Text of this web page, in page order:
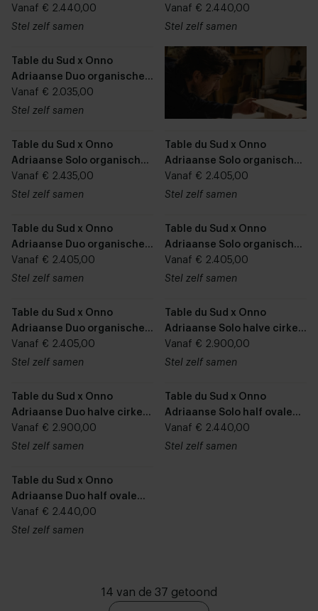
unicolor eettafel
Vanaf € 2.440,00
Stel zelf samen
unicolor eettafel
Vanaf € 2.440,00
Stel zelf samen
Table du Sud x Onno
Adriaanse Duo organische
olmo Fenix unicolor eettafel
Vanaf € 2.035,00
Stel zelf samen
Table du Sud x Onno
Adriaanse Solo organische
leaf Fenix unicolor eettafel
Vanaf € 2.435,00
Stel zelf samen
Table du Sud x Onno
Adriaanse Solo organische
dollop Fenix unicolor
eettafel
Vanaf € 2.405,00
Stel zelf samen
Table du Sud x Onno
Adriaanse Duo organische
dollop Fenix unicolor
eettafel
Vanaf € 2.405,00
Stel zelf samen
Table du Sud x Onno
Adriaanse Solo organische
abu Fenix unicolor eettafel
Vanaf € 2.405,00
Stel zelf samen
Table du Sud x Onno
Adriaanse Duo organische
abu Fenix unicolor eettafel
Vanaf € 2.405,00
Stel zelf samen
Table du Sud x Onno
Adriaanse Solo halve cirkel
Fenix unicolor eettafel
Vanaf € 2.900,00
Stel zelf samen
Table du Sud x Onno
Adriaanse Duo halve cirkel
Fenix unicolor eettafel
Vanaf € 2.900,00
Stel zelf samen
Table du Sud x Onno
Adriaanse Solo half ovale
Fenix unicolor eettafel
Vanaf € 2.440,00
Stel zelf samen
Table du Sud x Onno
Adriaanse Duo half ovale
Fenix unicolor eettafel
Vanaf € 2.440,00
Stel zelf samen
14 van de 37 getoond